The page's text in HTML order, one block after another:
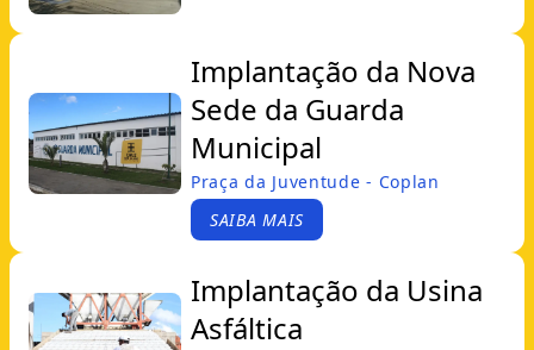
Implantação da Nova
Sede da Guarda
Municipal
Praça da Juventude - Coplan
SAIBA MAIS
Implantação da Usina
Asfáltica